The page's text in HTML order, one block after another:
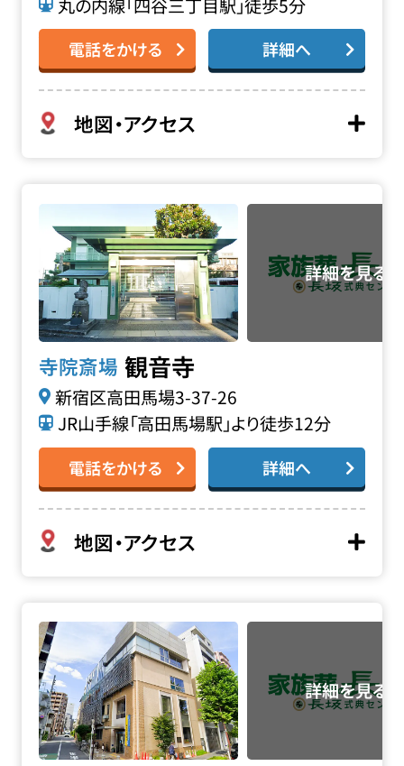
丸の内線「四谷三丁目駅」徒歩5分
電話をかける 詳細へ
地図・アクセス
寺院斎場 観音寺
新宿区高田馬場3-37-26
JR山手線「高田馬場駅」より徒歩12分
電話をかける 詳細へ
地図・アクセス